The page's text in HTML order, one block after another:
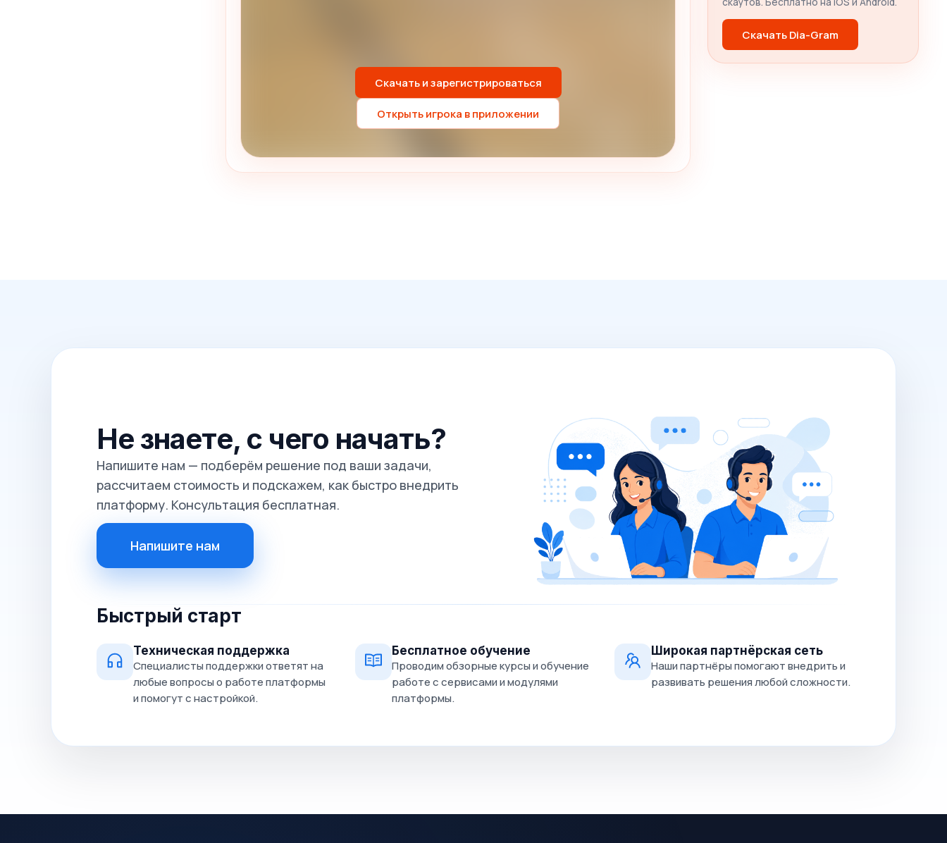
Скачать и зарегистрироваться
Открыть игрока в приложении
Скачать Dia-Gram
Не знаете, с чего начать?
Напишите нам — подберём решение под ваши задачи,
рассчитаем стоимость и подскажем, как быстро внедрить
платформу. Консультация бесплатная.
Напишите нам
Быстрый старт
Техническая поддержка
Специалисты поддержки ответят на
любые вопросы о работе платформы
и помогут с настройкой.
Бесплатное обучение
Проводим обзорные курсы и обучение
работе с сервисами и модулями
платформы.
Широкая партнёрская сеть
Наши партнёры помогают внедрить и
развивать решения любой сложности.